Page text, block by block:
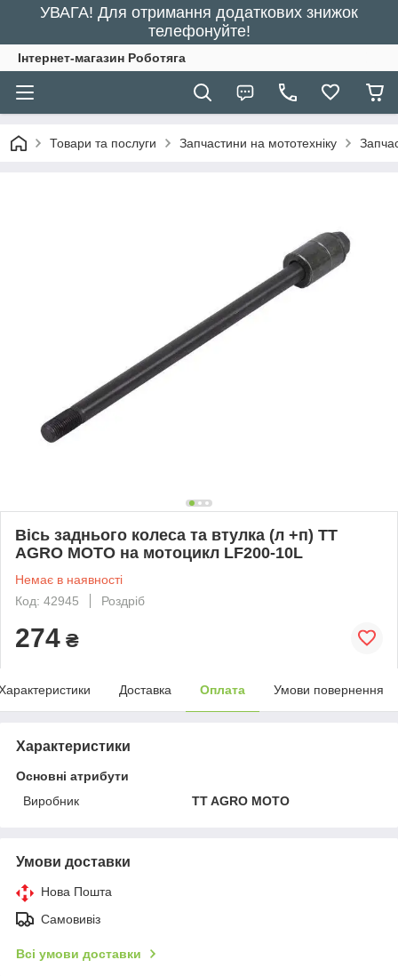
УВАГА! Для отримання додаткових знижок
телефонуйте!
Інтернет-магазин Роботяга
Товари та послуги Запчастини на мототехніку
Вісь заднього колеса та втулка (л +п) TT
AGRO MOTO на мотоцикл LF200-10L
Немає в наявності
Код: 42945
Роздріб
274 ₴
Доставка Оплата Умови повернення
Характеристики
Основні атрибути
Виробник
TT AGRO MOTO
Умови доставки
Нова Пошта
Самовивіз
Всі умови доставки